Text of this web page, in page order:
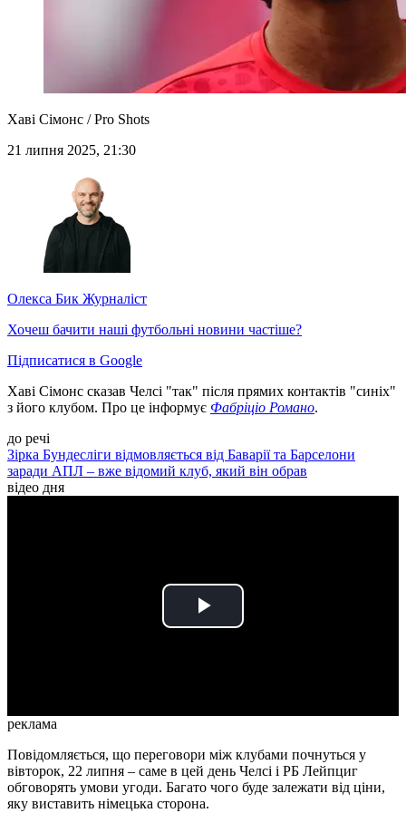
Хаві Сімонс / Pro Shots
21 липня 2025, 21:30
Олекса Бик Журналіст
Хочеш бачити наші футбольні новини частіше?
Підписатися в Google
Хаві Сімонс сказав Челсі "так" після прямих контактів "синіх"
з його клубом. Про це інформує Фабріціо Романо.
до речі
Зірка Бундесліги відмовляється від Баварії та Барселони
заради АПЛ – вже відомий клуб, який він обрав
відео дня
Play
реклама
Повідомляється, що переговори між клубами почнуться у
вівторок, 22 липня – саме в цей день Челсі і РБ Лейпциг
обговорять умови угоди. Багато чого буде залежати від ціни,
яку виставить німецька сторона.